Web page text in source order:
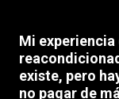
1
Mi
existe, pero
no pagar de